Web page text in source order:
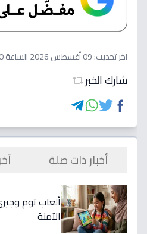
اخر تحديث:09 أغسطس 2026 الساعة 12:20 صباحاً
شارك الخبر
أخبار ذات صلة
ألعاب توم
الآمنة